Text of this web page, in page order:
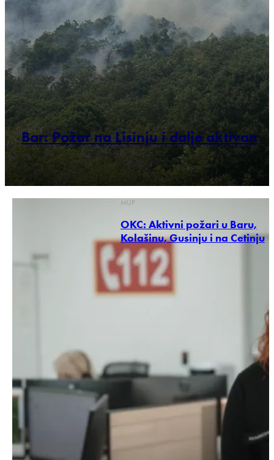
Bar: Požar na Lisinju i dalje aktivan
MUP
OKC: Aktivni požari u Baru,
Kolašinu, Gusinju i na Cetinju